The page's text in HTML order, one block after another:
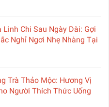
Linh Chi Sau Ngày Dài: Gợi
Nghỉ Ngơi Nhẹ Nhàng Tại
Trà Thảo Mộc: Hương Vị
Người Thích Thức Uống